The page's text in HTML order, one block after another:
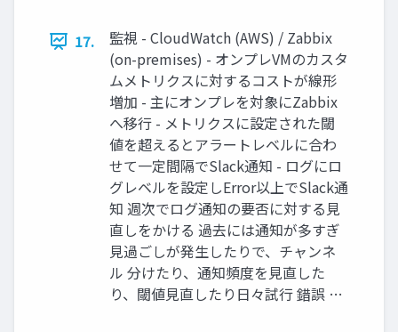
17.
監視 - CloudWatch (AWS) / Zabbix
(on-premises) - オンプレVMのカスタ
ムメトリクスに対するコストが線形
増加 - 主にオンプレを対象にZabbix
へ移行 - メトリクスに設定された閾
値を超えるとアラートレベルに合わ
せて一定間隔でSlack通知 - ログにロ
グレベルを設定しError以上でSlack通
知 週次でログ通知の要否に対する見
直しをかける 過去には通知が多すぎ
見過ごしが発生したりで、チャンネ
ル 分けたり、通知頻度を見直した
り、閾値見直したり日々試行 錯誤 …